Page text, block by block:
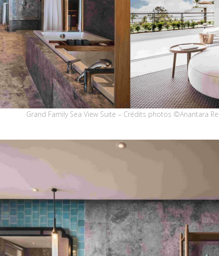
Grand Family Sea View Suite – Crédits photos ©Anantara